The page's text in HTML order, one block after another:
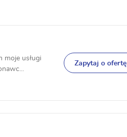
moje usługi
Zapytaj o ofertę